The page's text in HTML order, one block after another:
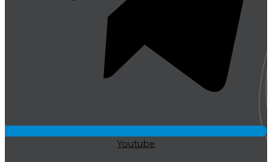
Youtube